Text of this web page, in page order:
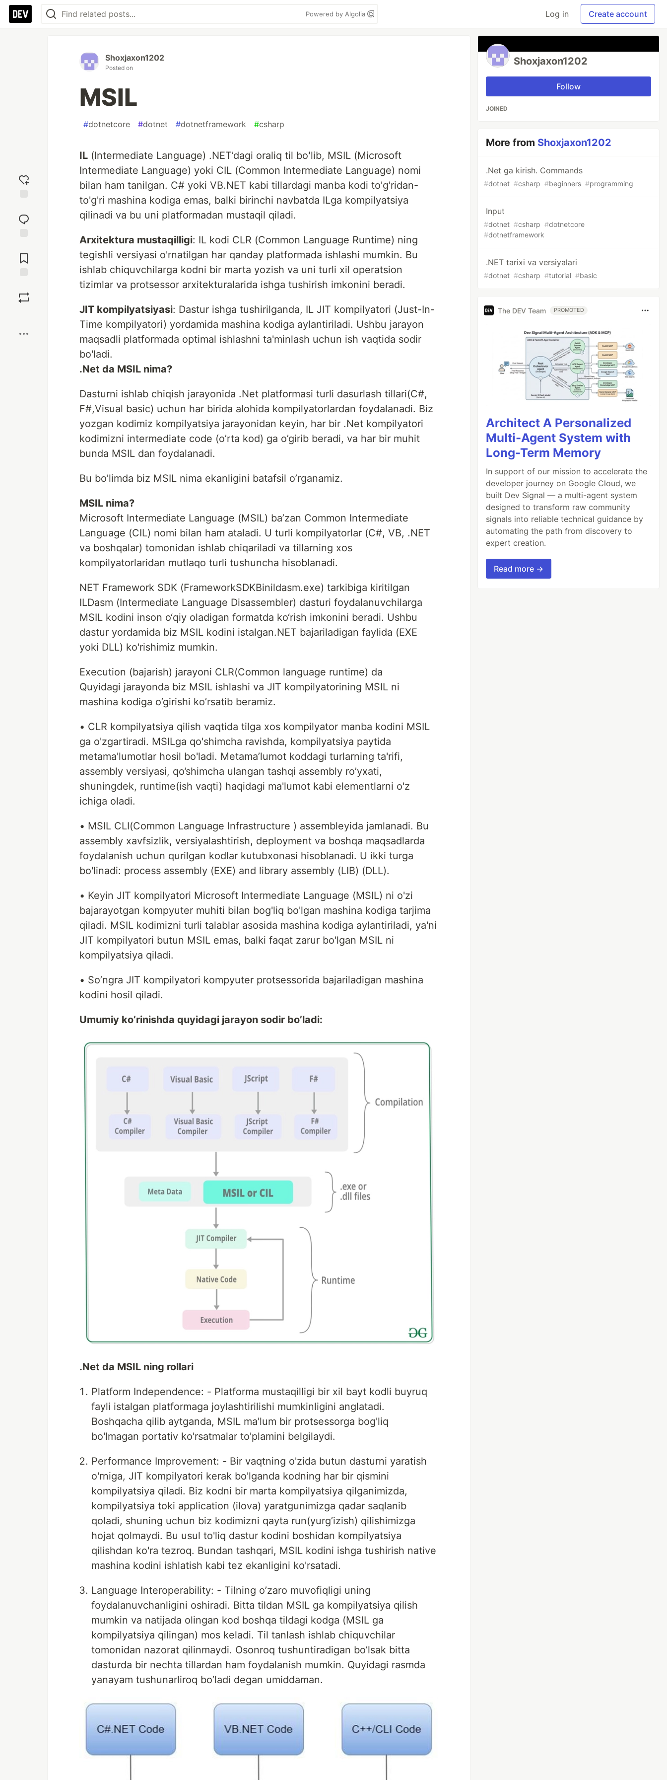
Powered by Algolia Log in Create account
reaction
Comments
Shoxjaxon1202
Posted on
MSIL
#dotnetcore #dotnet #dotnetframework #csharp
IL (Intermediate Language) .NET’dagi oraliq til boʻlib, MSIL (Microsoft
Intermediate Language) yoki CIL (Common Intermediate Language) nomi
bilan ham tanilgan. C# yoki VB.NET kabi tillardagi manba kodi to'g'ridan-
to'g'ri mashina kodiga emas, balki birinchi navbatda ILga kompilyatsiya
qilinadi va bu uni platformadan mustaqil qiladi.
Arxitektura mustaqilligi: IL kodi CLR (Common Language Runtime) ning
tegishli versiyasi o'rnatilgan har qanday platformada ishlashi mumkin. Bu
ishlab chiquvchilarga kodni bir marta yozish va uni turli xil operatsion
tizimlar va protsessor arxitekturalarida ishga tushirish imkonini beradi.
JIT kompilyatsiyasi: Dastur ishga tushirilganda, IL JIT kompilyatori (Just-In-
Time kompilyatori) yordamida mashina kodiga aylantiriladi. Ushbu jarayon
maqsadli platformada optimal ishlashni ta'minlash uchun ish vaqtida sodir
bo'ladi.
.Net da MSIL nima?
Dasturni ishlab chiqish jarayonida .Net platformasi turli dasurlash tillari(C#,
F#,Visual basic) uchun har birida alohida kompilyatorlardan foydalanadi. Biz
yozgan kodimiz kompilyatsiya jarayonidan keyin, har bir .Net kompilyatori
kodimizni intermediate code (o’rta kod) ga o’girib beradi, va har bir muhit
bunda MSIL dan foydalanadi.
Bu bo’limda biz MSIL nima ekanligini batafsil o’rganamiz.
MSIL nima?
Microsoft Intermediate Language (MSIL) ba’zan Common Intermediate
Language (CIL) nomi bilan ham ataladi. U turli kompilyatorlar (C#, VB, .NET
va boshqalar) tomonidan ishlab chiqariladi va tillarning xos
kompilyatorlaridan mutlaqo turli tushuncha hisoblanadi.
NET Framework SDK (FrameworkSDKBinildasm.exe) tarkibiga kiritilgan
ILDasm (Intermediate Language Disassembler) dasturi foydalanuvchilarga
MSIL kodini inson o‘qiy oladigan formatda ko‘rish imkonini beradi. Ushbu
dastur yordamida biz MSIL kodini istalgan.NET bajariladigan faylida (EXE
yoki DLL) ko'rishimiz mumkin.
Execution (bajarish) jarayoni CLR(Common language runtime) da
Quyidagi jarayonda biz MSIL ishlashi va JIT kompilyatorining MSIL ni
mashina kodiga o’girishi ko’rsatib beramiz.
• CLR kompilyatsiya qilish vaqtida tilga xos kompilyator manba kodini MSIL
ga o'zgartiradi. MSILga qo'shimcha ravishda, kompilyatsiya paytida
metama'lumotlar hosil bo'ladi. Metama’lumot koddagi turlarning ta'rifi,
assembly versiyasi, qo’shimcha ulangan tashqi assembly ro’yxati,
shuningdek, runtime(ish vaqti) haqidagi ma'lumot kabi elementlarni o'z
ichiga oladi.
• MSIL CLI(Common Language Infrastructure ) assembleyida jamlanadi. Bu
assembly xavfsizlik, versiyalashtirish, deployment va boshqa maqsadlarda
foydalanish uchun qurilgan kodlar kutubxonasi hisoblanadi. U ikki turga
bo'linadi: process assembly (EXE) and library assembly (LIB) (DLL).
• Keyin JIT kompilyatori Microsoft Intermediate Language (MSIL) ni o'zi
bajarayotgan kompyuter muhiti bilan bog'liq bo'lgan mashina kodiga tarjima
qiladi. MSIL kodimizni turli talablar asosida mashina kodiga aylantiriladi, ya'ni
JIT kompilyatori butun MSIL emas, balki faqat zarur bo'lgan MSIL ni
kompilyatsiya qiladi.
• So’ngra JIT kompilyatori kompyuter protsessorida bajariladigan mashina
kodini hosil qiladi.
Umumiy ko’rinishda quyidagi jarayon sodir bo’ladi:
.Net da MSIL ning rollari
Platform Independence: - Platforma mustaqilligi bir xil bayt kodli buyruq
fayli istalgan platformaga joylashtirilishi mumkinligini anglatadi.
Boshqacha qilib aytganda, MSIL ma'lum bir protsessorga bog'liq
bo'lmagan portativ ko'rsatmalar to'plamini belgilaydi.
Performance Improvement: - Bir vaqtning o'zida butun dasturni yaratish
o'rniga, JIT kompilyatori kerak bo'lganda kodning har bir qismini
kompilyatsiya qiladi. Biz kodni bir marta kompilyatsiya qilganimizda,
kompilyatsiya toki application (ilova) yaratgunimizga qadar saqlanib
qoladi, shuning uchun biz kodimizni qayta run(yurg’izish) qilishimizga
hojat qolmaydi. Bu usul to'liq dastur kodini boshidan kompilyatsiya
qilishdan ko'ra tezroq. Bundan tashqari, MSIL kodini ishga tushirish native
mashina kodini ishlatish kabi tez ekanligini ko'rsatadi.
Language Interoperability: - Tilning o’zaro muvofiqligi uning
foydalanuvchanligini oshiradi. Bitta tildan MSIL ga kompilyatsiya qilish
mumkin va natijada olingan kod boshqa tildagi kodga (MSIL ga
kompilyatsiya qilingan) mos keladi. Til tanlash ishlab chiquvchilar
tomonidan nazorat qilinmaydi. Osonroq tushuntiradigan bo’lsak bitta
dasturda bir nechta tillardan ham foydalanish mumkin. Quyidagi rasmda
yanayam tushunarliroq bo’ladi degan umiddaman.
Shoxjaxon1202
Follow
JOINED
More from Shoxjaxon1202
.Net ga kirish. Commands
#dotnet #csharp #beginners #programming
Input
#dotnet #csharp #dotnetcore
#dotnetframework
.NET tarixi va versiyalari
#dotnet #csharp #tutorial #basic
The DEV Team PROMOTED
Architect A Personalized
Multi-Agent System with
Long-Term Memory
In support of our mission to accelerate the
developer journey on Google Cloud, we
built Dev Signal — a multi-agent system
designed to transform raw community
signals into reliable technical guidance by
automating the path from discovery to
expert creation.
Read more →